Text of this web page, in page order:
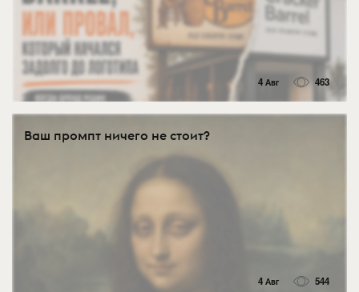
4 Авг 463
Ваш промпт ничего не стоит?
4 Авг 544